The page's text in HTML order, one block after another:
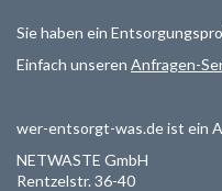
Sie haben ein
Einfach unseren Anfragen-
wer-entsorgt-was.de ist ein
NETWASTE GmbH
Rentzelstr. 36-40